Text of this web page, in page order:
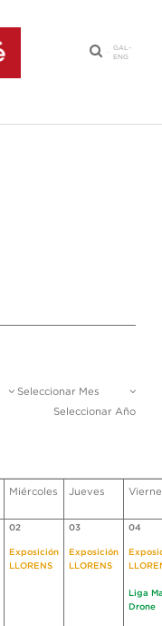
·
GAL-
ENG
Seleccionar Mes
Seleccionar Año
Miércoles Jueves
02
Exposición
LLORENS
03
Exposición
LLORENS
04
Liga
Drone